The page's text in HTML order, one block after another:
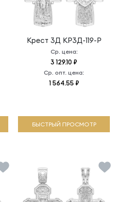
Крест 3Д КР3Д-119-Р
Ср. цена:
3 129.10 ₽
Ср. опт. цена:
1 564.55 ₽
БЫСТРЫЙ ПРОСМОТР